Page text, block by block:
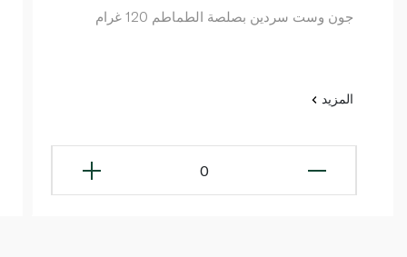
جون وست سردين بصلصة الطماطم 120 غرام
المزيد
0